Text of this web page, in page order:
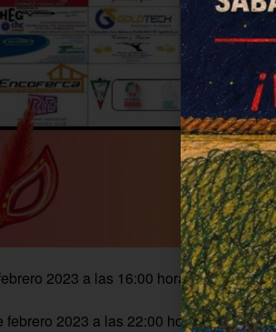
2023 a las 16:00 horas
febrero 2023 a las 22:00 horas